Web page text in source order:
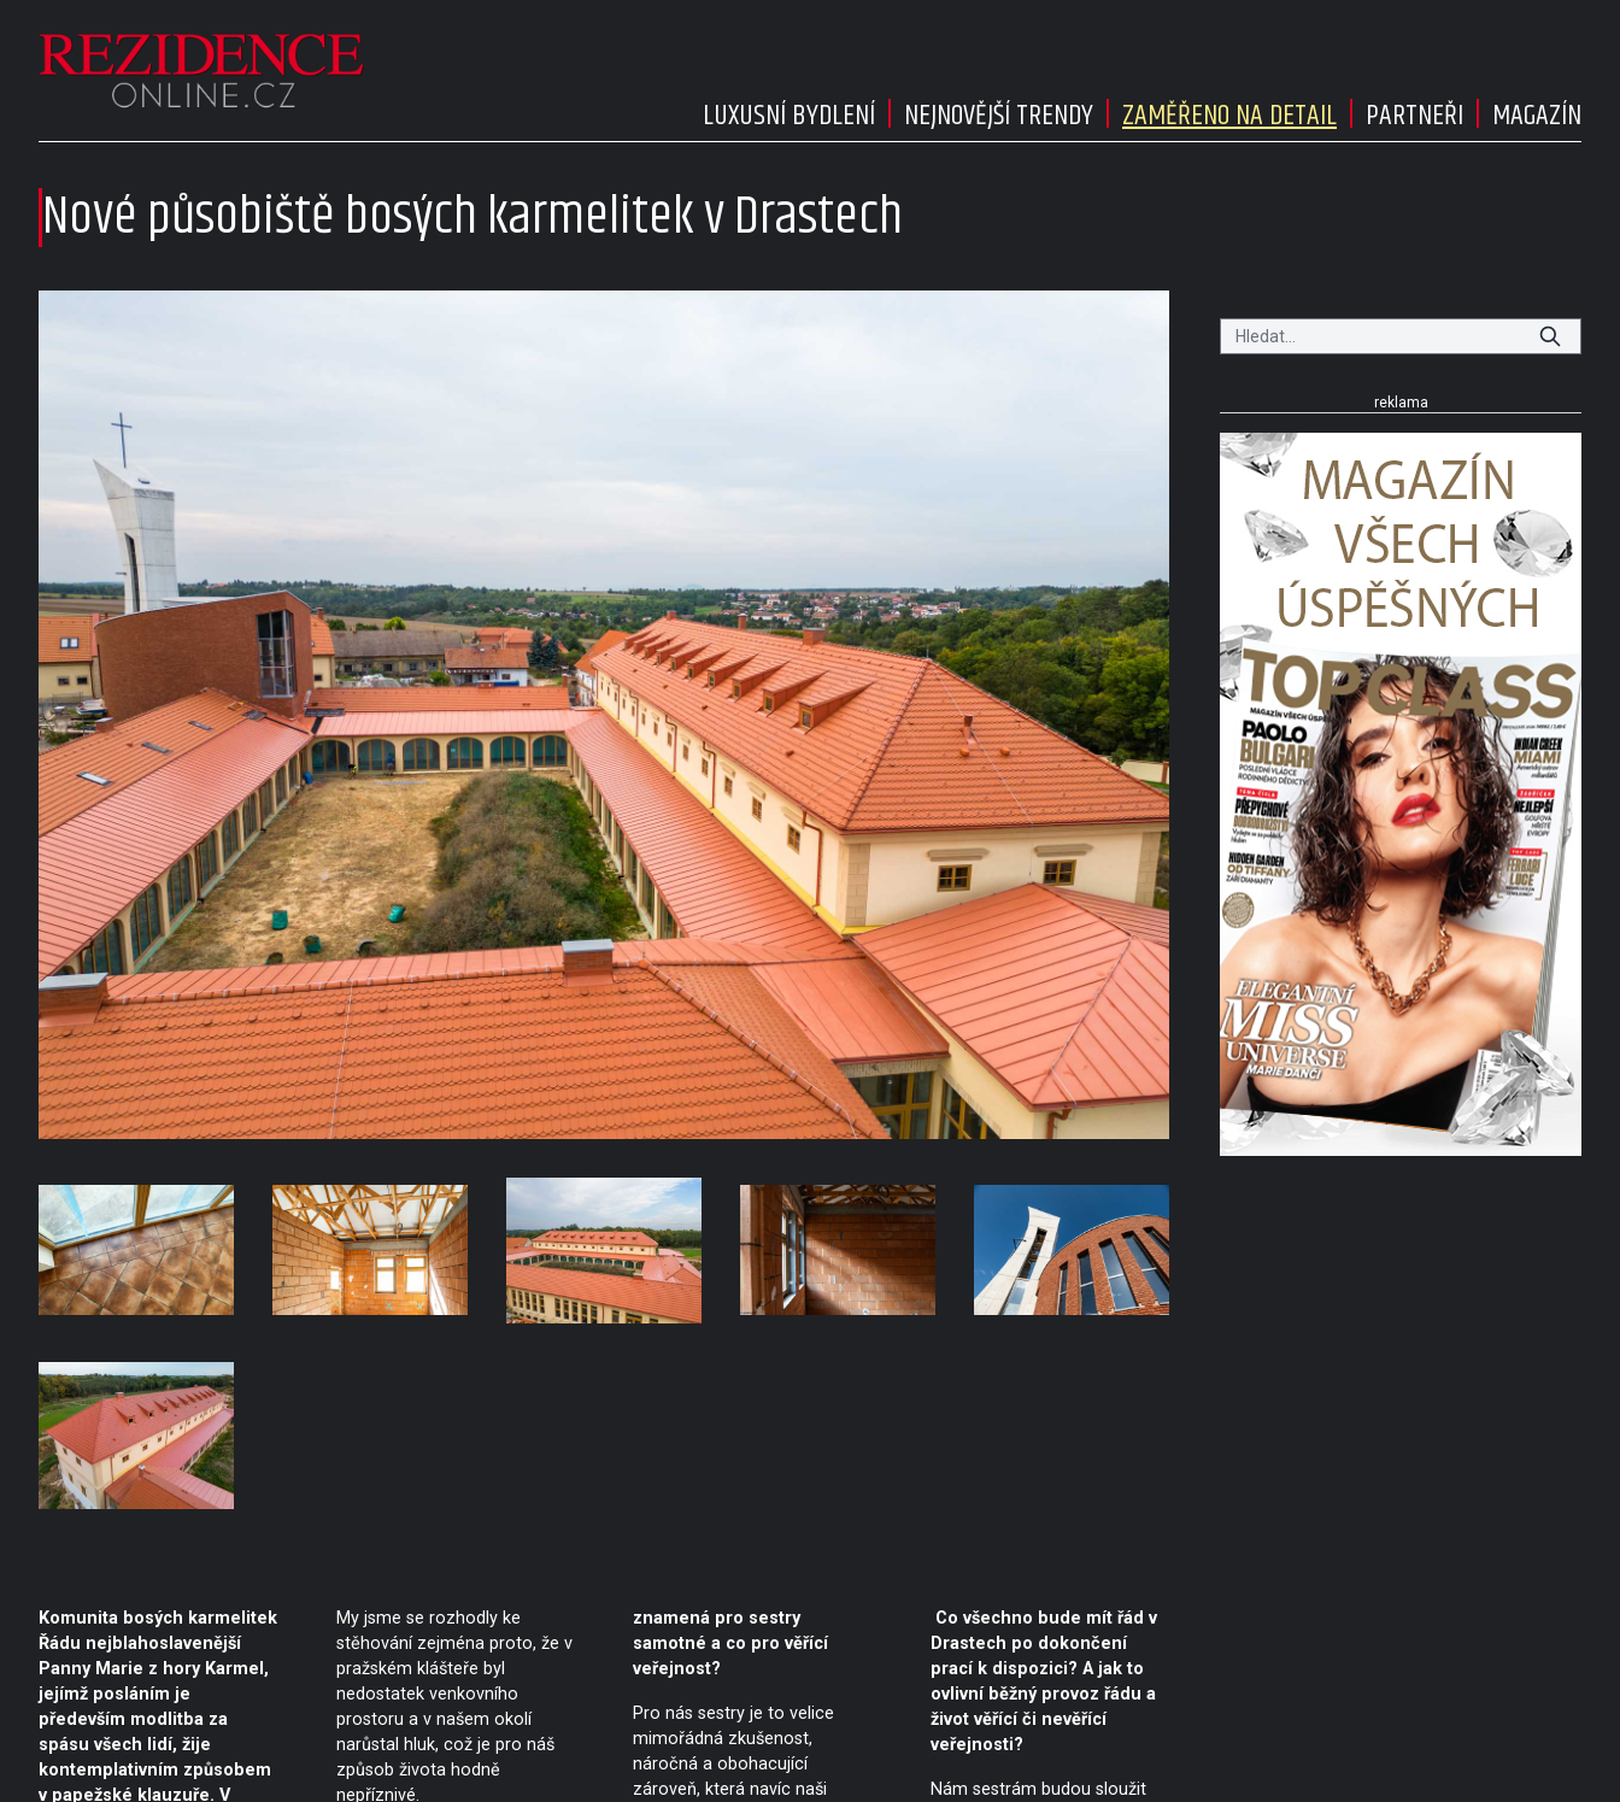
LUXUSNÍ BYDLENÍ NEJNOVĚJŠÍ TRENDY ZAMĚŘENO NA DETAIL PARTNEŘI MAGAZÍN
Nové působiště bosých karmelitek v Drastech
Komunita bosých karmelitek
Řádu nejblahoslavenější
Panny Marie z hory Karmel,
jejímž posláním je
především modlitba za
spásu všech lidí, žije
kontemplativním způsobem
v papežské klauzuře. V
My jsme se rozhodly ke
stěhování zejména proto, že v
pražském klášteře byl
nedostatek venkovního
prostoru a v našem okolí
narůstal hluk, což je pro náš
způsob života hodně
nepříznivé.
znamená pro sestry
samotné a co pro věřící
veřejnost?
Pro nás sestry je to velice
mimořádná zkušenost,
náročná a obohacující
zároveň, která navíc naši
Co všechno bude mít řád v
Drastech po dokončení
prací k dispozici? A jak to
ovlivní běžný provoz řádu a
život věřící či nevěřící
veřejnosti?
Nám sestrám budou sloužit
reklama